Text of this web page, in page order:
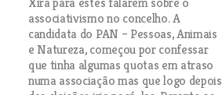
associativismo no concelho. A
candidata do PAN – Pessoas, Animais
e Natureza, começou por confessar
que tinha algumas quotas em atraso
numa associação mas que logo depois